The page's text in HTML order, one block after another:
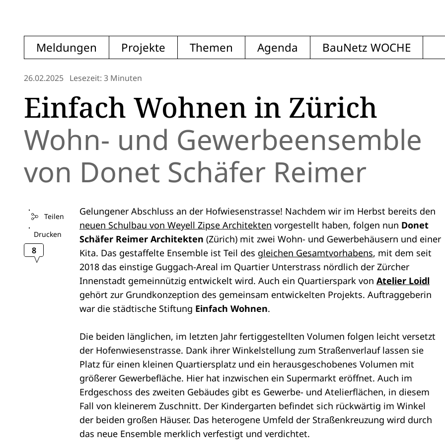
Meldungen Projekte Themen Agenda BauNetz WOCHE
26.02.2025 Lesezeit: 3 Minuten
Einfach Wohnen in Zürich
Wohn- und Gewerbeensemble
von Donet Schäfer Reimer
Teilen
Drucken
8
Gelungener Abschluss an der Hofwiesenstrasse! Nachdem wir im Herbst bereits den
neuen Schulbau von Weyell Zipse Architekten vorgestellt haben, folgen nun Donet
Schäfer Reimer Architekten (Zürich) mit zwei Wohn- und Gewerbehäusern und einer
Kita. Das gestaffelte Ensemble ist Teil des gleichen Gesamtvorhabens, mit dem seit
2018 das einstige Guggach-Areal im Quartier Unterstrass nördlich der Zürcher
Innenstadt gemeinnützig entwickelt wird. Auch ein Quartierspark von Atelier Loidl
gehört zur Grundkonzeption des gemeinsam entwickelten Projekts. Auftraggeberin
war die städtische Stiftung Einfach Wohnen.
Die beiden länglichen, im letzten Jahr fertiggestellten Volumen folgen leicht versetzt
der Hofenwiesenstrasse. Dank ihrer Winkelstellung zum Straßenverlauf lassen sie
Platz für einen kleinen Quartiersplatz und ein herausgeschobenes Volumen mit
größerer Gewerbefläche. Hier hat inzwischen ein Supermarkt eröffnet. Auch im
Erdgeschoss des zweiten Gebäudes gibt es Gewerbe- und Atelierflächen, in diesem
Fall von kleinerem Zuschnitt. Der Kindergarten befindet sich rückwärtig im Winkel
der beiden großen Häuser. Das heterogene Umfeld der Straßenkreuzung wird durch
das neue Ensemble merklich verfestigt und verdichtet.